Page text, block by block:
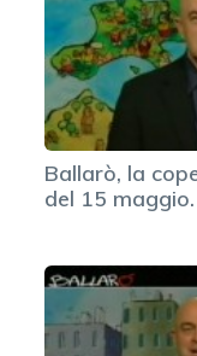
Ballarò, la
del 15